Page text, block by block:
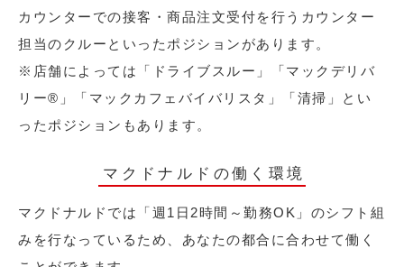
カウンターでの接客・商品注文受付を行うカウンター
担当のクルーといったポジションがあります。
※店舗によっては「ドライブスルー」「マックデリバ
リー®︎」「マックカフェバイバリスタ」「清掃」とい
ったポジションもあります。
マクドナルドの働く環境
マクドナルドでは「週1日2時間～勤務OK」のシフト組
みを行なっているため、あなたの都合に合わせて働く